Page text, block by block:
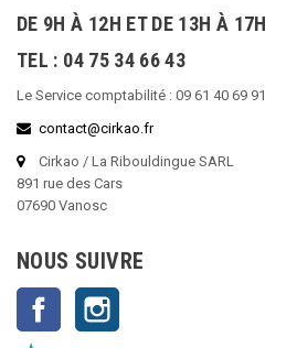
DE 9H À 12H ET DE 13H À 17H
TEL : 04 75 34 66 43
Le Service comptabilité : 09 61 40 69 91
contact@cirkao.fr
Cirkao / La Ribouldingue SARL
891 rue des Cars
07690 Vanosc
NOUS SUIVRE
Facebook